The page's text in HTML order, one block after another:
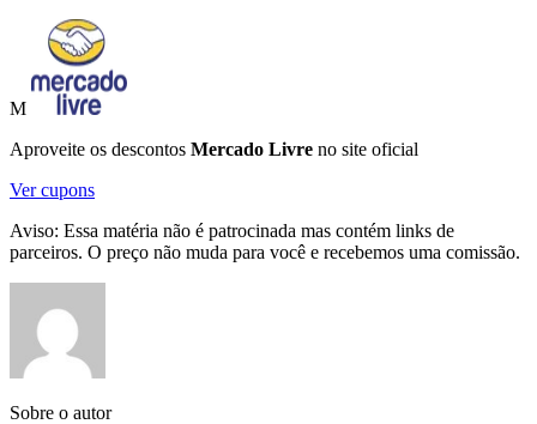
M
Aproveite os descontos Mercado Livre no site oficial
Ver cupons
Aviso: Essa matéria não é patrocinada mas contém links de
parceiros. O preço não muda para você e recebemos uma comissão.
Sobre o autor